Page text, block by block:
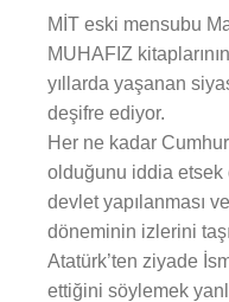
MİT eski mensubu
MUHAFIZ
yıllarda yaşanan
deşifre ediyor.
Her ne kadar
olduğunu iddia etsek
devlet yapılanması
döneminin izlerini
Atatürk’ten ziyade
ettiğini söylemek